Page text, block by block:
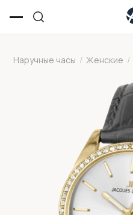
Наручные часы / Женские /